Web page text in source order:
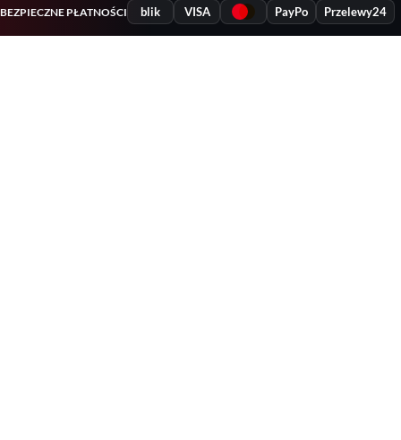
BEZPIECZNE PŁATNOŚCI blik VISA PayPo Przelewy24